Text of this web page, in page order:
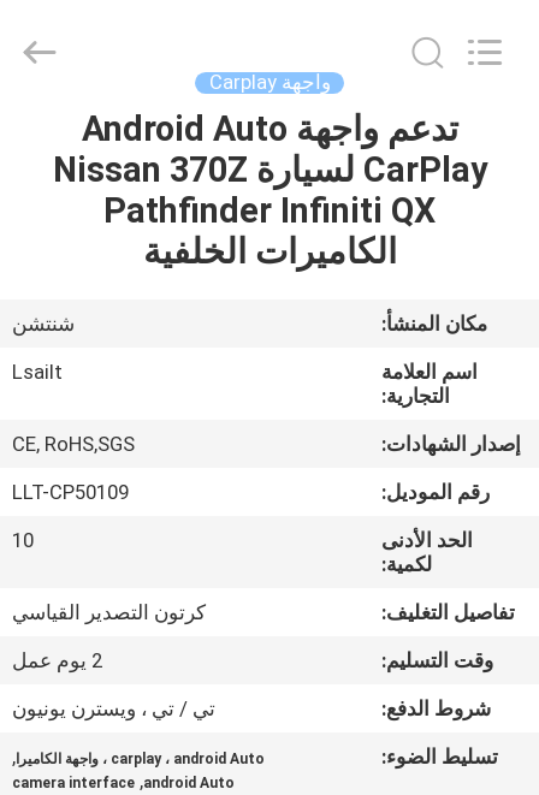
منزل،
بيت
أشرطة
فيديو
معلومات
جولة
في
المعمل
مراقبة
الجودة
Electron
Co.,Ltd.
واجهة Carplay
تدعم واجهة Android Auto
CarPlay لسيارة Nissan 370Z
Pathfinder Infiniti QX
الكاميرات الخلفية
مكان المنشأ:
شنتشن
اسم العلامة
التجارية:
Lsailt
إصدار الشهادات:
CE, RoHS,SGS
رقم الموديل:
LLT-CP50109
الحد الأدنى
لكمية:
10
تفاصيل التغليف:
كرتون التصدير القياسي
وقت التسليم:
2 يوم عمل
شروط الدفع:
تي / تي ، ويسترن يونيون
تسليط الضوء:
carplay ، android Auto ، واجهة الكاميرا ,
android Auto
,
camera interface